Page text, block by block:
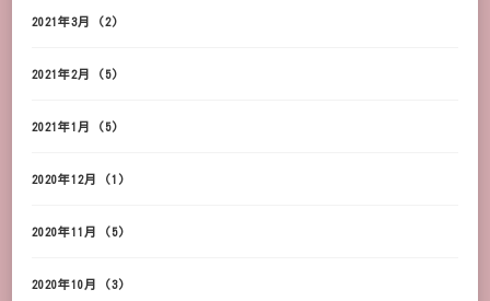
2021年3月 (2)
2021年2月 (5)
2021年1月 (5)
2020年12月 (1)
2020年11月 (5)
2020年10月 (3)